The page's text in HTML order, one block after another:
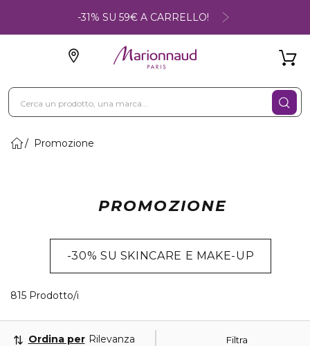
-31% SU 59€ A CARRELLO!
Promozione
PROMOZIONE
-30% SU SKINCARE E MAKE-UP
815 Prodotto/i
Filtra
Ordina per Rilevanza